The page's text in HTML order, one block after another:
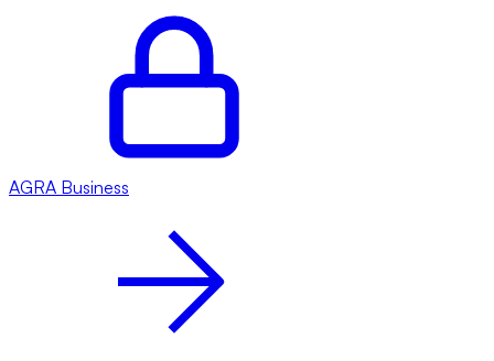
AGRA Business